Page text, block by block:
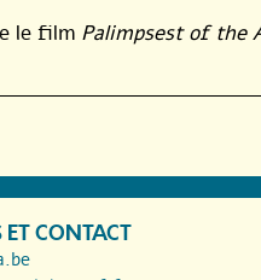
le film Palimpsest of the
CONTACT